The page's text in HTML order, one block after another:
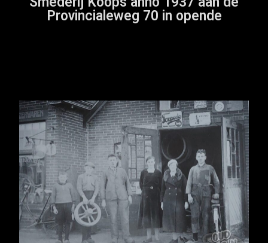
Provincialeweg 70 in opende